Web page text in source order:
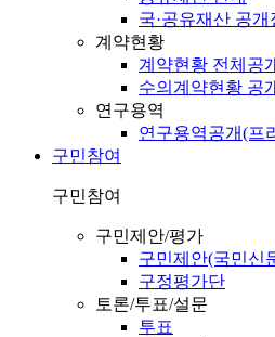
국·공유재산 공개
계약현황
계약현황 전체공
수의계약현황 공
연구용역
연구용역공개(프
구민참여
구민참여
구민제안/평가
구민제안(국민신
구정평가단
토론/투표/설문
투표